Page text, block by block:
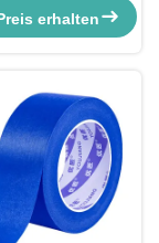
Hitzebeständig
Custom
erhalten